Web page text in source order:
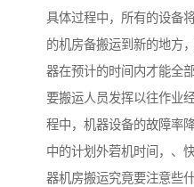
具体过程中，所有的设备
的机房备搬运到新的地方
器在预计的时间内才能全
要搬运人员发挥以往作业
程中，机器设备的故障率
中的计划外菪机时间，、
器机房搬运究竟要注意些